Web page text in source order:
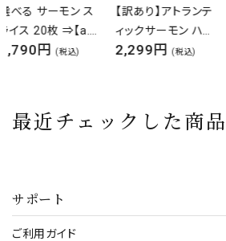
【訳あり】アトランテ
ィックサーモン ハラ
ス 切り落とし たっぷ
大トロ
2,299円 (税込)
脂乗り抜群のお刺身
サーモンスライスた
っぷり
短 便利
5,980円 (税込)
最近チェックした商品
サポート
ご利用ガイド